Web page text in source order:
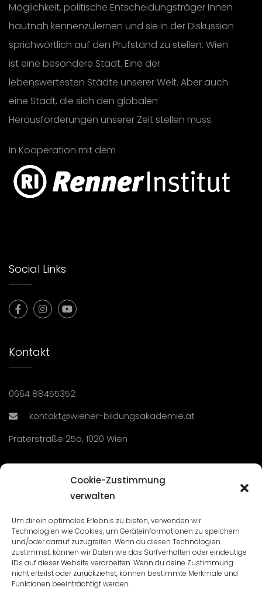
Cookie-Zustimmung
verwalten
Um dir ein optimales Erlebnis zu bieten, verwenden wir
Technologien wie Cookies, um Geräteinformationen zu speichern
und/oder darauf zuzugreifen. Wenn du diesen Technologien
zustimmst, können wir Daten wie das Surfverhalten oder eindeutige
IDs auf dieser Website verarbeiten. Wenn du deine Zustimmung
nicht erteilst oder zurückziehst, können bestimmte Merkmale und
Funktionen beeinträchtigt werden.
Möglichkeit, politische Entscheidungsträger Innen
hautnah kennenzulernen und sie in der Diskussion
sprichwörtlich auf den Prüfstand zu stellen. Wien
ist eine besondere Stadt. Eine der
lebenswertesten Städte unserer Welt. Aber auch
eine Stadt, die sich den globalen
Herausforderungen unserer Zeit stellen muss.
In Kooperation mit dem
Social Links
Kontakt
0664 88455352
kontakt@wiener-bildungsakademie.at
Praterstraße 25a, 1020 Wien
Seminare und Veranstaltungen
Lehrgänge
WBA: Direktion und Team
Impressum/Datenschutz